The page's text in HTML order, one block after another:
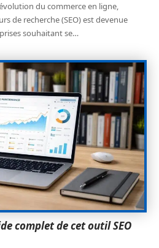
du commerce en ligne,
de recherche (SEO) est devenue
souhaitant se…
complet de cet outil SEO